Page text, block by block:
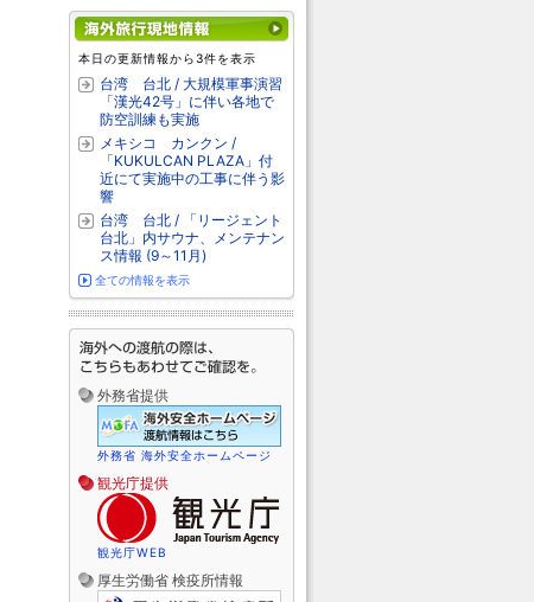
本日の更新情報から3件を表示
台湾 台北 / 大規模軍事演習
「漢光42号」に伴い各地で
防空訓練も実施
メキシコ カンクン /
「KUKULCAN PLAZA」付
近にて実施中の工事に伴う影
響
台湾 台北 / 「リージェント
台北」内サウナ、メンテナン
ス情報 (9～11月)
全ての情報を表示
外務省提供
外務省 海外安全ホームページ
観光庁提供
観光庁WEB
厚生労働省 検疫所情報